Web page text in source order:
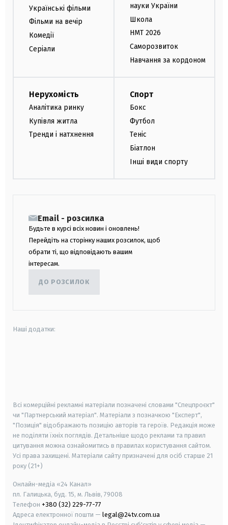
Українські фільми
Фільми на вечір
Комедії
Серіали
науки України
Школа
НМТ 2026
Саморозвиток
Навчання за кордоном
Нерухомість
Аналітика ринку
Купівля житла
Тренди і натхнення
Спорт
Бокс
Футбол
Теніс
Біатлон
Інші види спорту
Email - розсилка
Будьте в курсі всіх новин і оновлень!
Перейдіть на сторінку наших розсилок, щоб
обрати ті, що відповідають вашим
інтересам.
ДО РОЗСИЛОК
Наші додатки:
Всі комерційні рекламні матеріали позначені словами "Спецпроєкт"
чи "Партнерський матеріал". Матеріали з позначкою "Експерт",
"Позиція" відображають позицію авторів та героїв. Редакція може
не поділяти їхніх поглядів. Детальніше щодо реклами та правил
цитування можна ознайомитись в правилах користування сайтом.
Усі права захищені. Матеріали сайту призначені для осіб старше 21
року (21+)
Онлайн-медіа «24 Канал»
пл. Галицька, буд. 15, м. Львів, 79008
Телефон +380 (32) 229-77-77
Адреса електронної пошти — legal@24tv.com.ua